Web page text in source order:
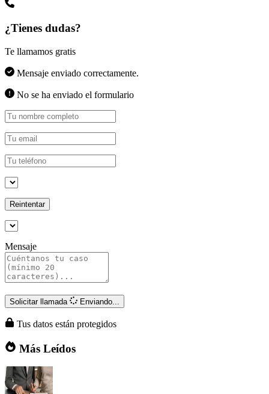
¿Tienes dudas?
Te llamamos gratis
Mensaje enviado correctamente.
No se ha enviado el formulario
Reintentar
Mensaje
Solicitar llamada Enviando...
Tus datos están protegidos
Más Leídos